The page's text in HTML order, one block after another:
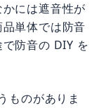
には遮音性が
単体では防音
防音の DIY を
ものがありま